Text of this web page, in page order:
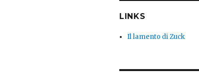
LINKS
Il lamento di Zuck